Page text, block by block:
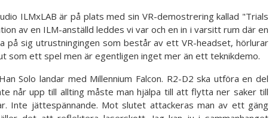
ILMxLAB är på plats med sin VR-demostrering kallad "Trials
av en ILM-anställd leddes vi var och en in i varsitt rum där en
på sig utrustningingen som består av ett VR-headset, hörlurar
som ett spel men är egentligen inget mer än ett teknikdemo.
Solo landar med Millennium Falcon. R2-D2 ska utföra en del
når upp till allting måste man hjälpa till att flytta ner saker till
Inte jättespännande. Mot slutet attackeras man av ett gäng